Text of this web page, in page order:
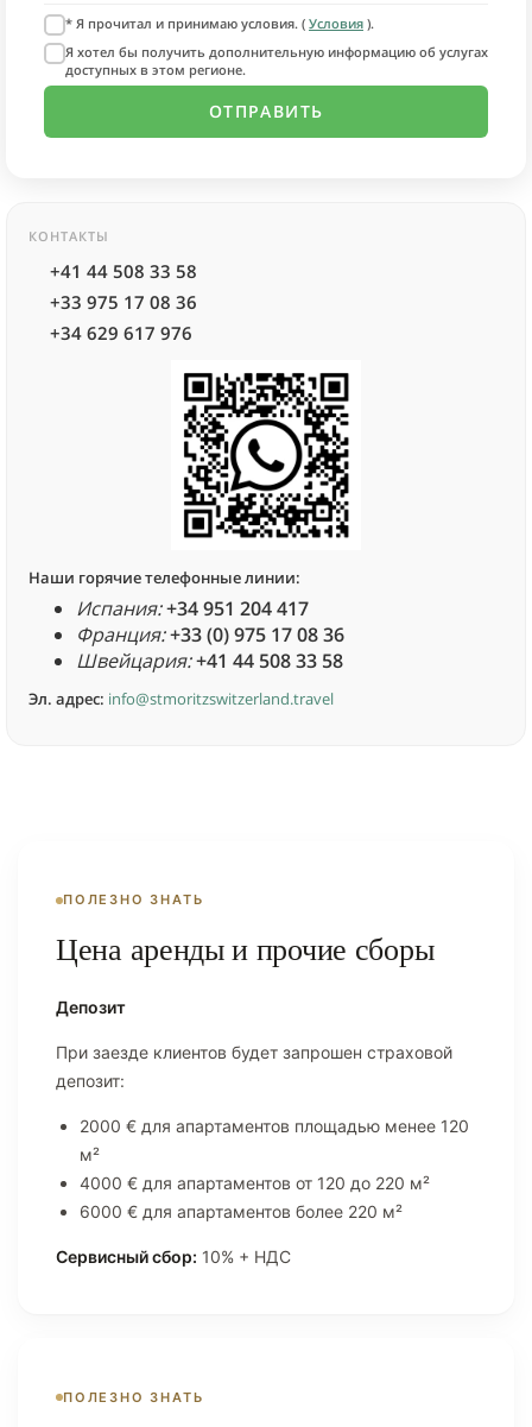
* Я прочитал и принимаю условия. ( Условия ).
Я хотел бы получить дополнительную информацию об услугах
доступных в этом регионе.
КОНТАКТЫ
+41 44 508 33 58
+33 975 17 08 36
+34 629 617 976
Наши горячие телефонные линии:
Испания:+34 951 204 417
Франция:+33 (0) 975 17 08 36
Швейцария:+41 44 508 33 58
Эл. адрес: info@stmoritzswitzerland.travel
ПОЛЕЗНО ЗНАТЬ
Цена аренды и прочие сборы
Депозит
При заезде клиентов будет запрошен страховой
депозит:
2000 € для апартаментов площадью менее 120
м²
4000 € для апартаментов от 120 до 220 м²
6000 € для апартаментов более 220 м²
Сервисный сбор: 10% + НДС
ПОЛЕЗНО ЗНАТЬ